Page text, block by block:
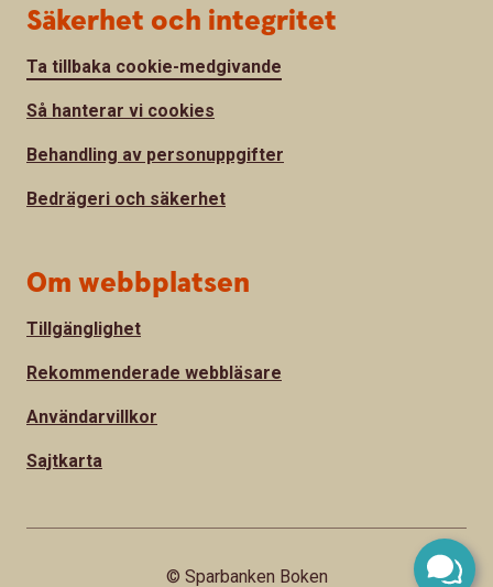
Säkerhet och integritet
Ta tillbaka cookie-medgivande
Så hanterar vi cookies
Behandling av personuppgifter
Bedrägeri och säkerhet
Om webbplatsen
Tillgänglighet
Rekommenderade webbläsare
Användarvillkor
Sajtkarta
© Sparbanken Boken